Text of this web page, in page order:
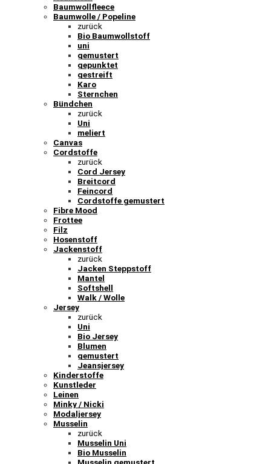
Baumwollfleece
Baumwolle / Popeline
zurück
Bio Baumwollstoff
uni
gemustert
gepunktet
gestreift
Karo
Sternchen
Bündchen
zurück
Uni
meliert
Canvas
Cordstoffe
zurück
Cord Jersey
Breitcord
Feincord
Cordstoffe gemustert
Fibre Mood
Frottee
Filz
Hosenstoff
Jackenstoff
zurück
Jacken Steppstoff
Mantel
Softshell
Walk / Wolle
Jersey
zurück
Uni
Bio Jersey
Blumen
gemustert
Jeansjersey
Kinderstoffe
Kunstleder
Leinen
Minky / Nicki
Modaljersey
Musselin
zurück
Musselin Uni
Bio Musselin